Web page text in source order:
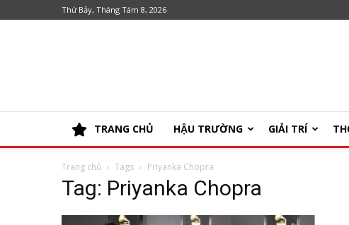
Thứ Bảy, Tháng Tám 8, 2026
TRANG CHỦ HẬU TRƯỜNG GIẢI TRÍ
Trang chủ Tags Priyanka Chopra
Tag: Priyanka Chopra